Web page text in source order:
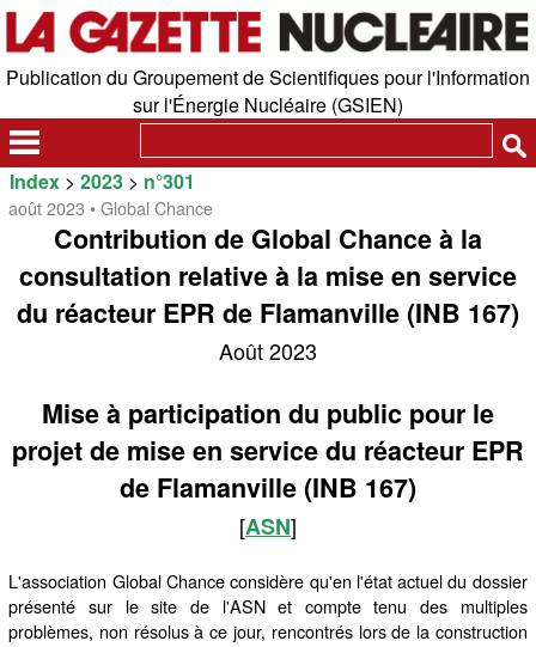
Publication du Groupement de Scientifiques pour l'Information
sur l'Énergie Nucléaire (GSIEN)
Index > 2023 > n°301
août 2023 • Global Chance
Contribution de Global Chance à la
consultation relative à la mise en service
du réacteur EPR de Flamanville (INB 167)
Août 2023
Mise à participation du public pour le
projet de mise en service du réacteur EPR
de Flamanville (INB 167)
[ASN]
L'association Global Chance considère qu'en l'état actuel du dossier
présenté sur le site de l'ASN et compte tenu des multiples
problèmes, non résolus à ce jour, rencontrés lors de la construction